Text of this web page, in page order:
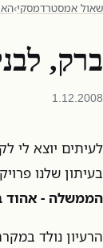
שאול אמסטרדמסקי›
ברק,
1.12.2008
לעיתים יוצא לי
בעיתון שלנו
הממשלה - אהוד
הרעיון נולד